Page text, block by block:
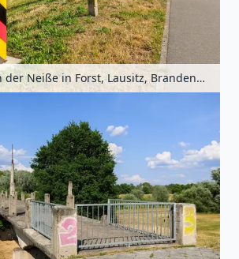
Grenzpfosten an der Neiße in Forst, Lausitz, Brandenburg, Deutschland